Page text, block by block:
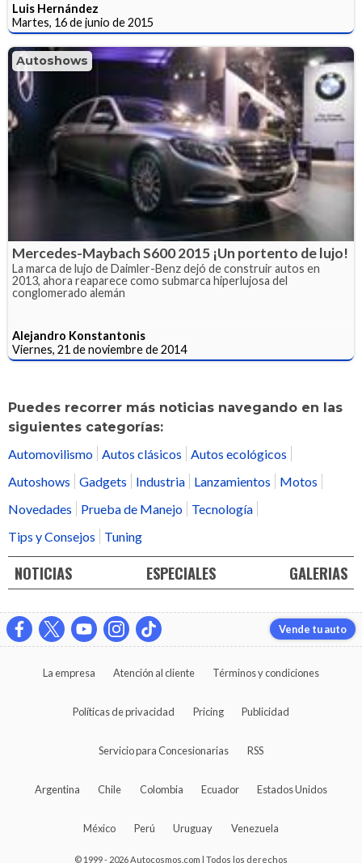
Luis Hernández
Martes, 16 de junio de 2015
Autoshows
Mercedes-Maybach S600 2015 ¡Un portento de lujo!
La marca de lujo de Daimler-Benz dejó de construir autos en
2013, ahora reaparece como submarca hiperlujosa del
conglomerado alemán
Alejandro Konstantonis
Viernes, 21 de noviembre de 2014
Puedes recorrer más noticias navegando en las
siguientes categorías:
Automovilismo Autos clásicos
Autos ecológicos
Autoshows
Gadgets Industria Lanzamientos
Motos
Novedades
Prueba de Manejo
Tecnología
Tips y Consejos
Tuning
NOTICIAS ESPECIALES GALERIAS
Vende tu auto
La empresa Atención al cliente Términos y condiciones
Políticas de privacidad Pricing Publicidad
Servicio para Concesionarias RSS
Argentina Chile Colombia Ecuador Estados Unidos
México Perú Uruguay Venezuela
© 1999 - 2026 Autocosmos.com | Todos los derechos